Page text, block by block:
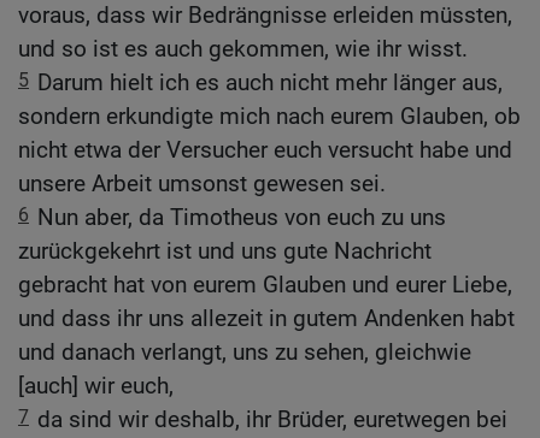
voraus, dass wir Bedrängnisse erleiden müssten,
und so ist es auch gekommen, wie ihr wisst.
5 Darum hielt ich es auch nicht mehr länger aus,
sondern erkundigte mich nach eurem Glauben, ob
nicht etwa der Versucher euch versucht habe und
unsere Arbeit umsonst gewesen sei.
6 Nun aber, da Timotheus von euch zu uns
zurückgekehrt ist und uns gute Nachricht
gebracht hat von eurem Glauben und eurer Liebe,
und dass ihr uns allezeit in gutem Andenken habt
und danach verlangt, uns zu sehen, gleichwie
[auch] wir euch,
7 da sind wir deshalb, ihr Brüder, euretwegen bei